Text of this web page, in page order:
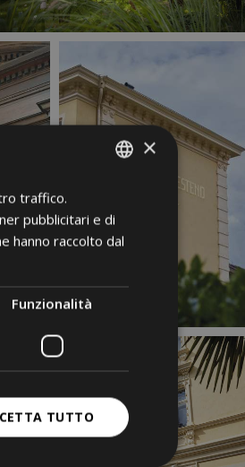
GERMAN
×
traffico.
pubblicitari e di
hanno raccolto dal
Funzionalità
TUTTO